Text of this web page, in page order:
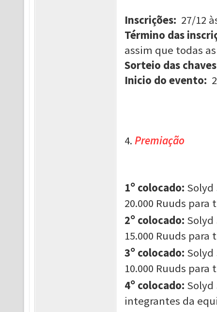
Inscrições: 27/12
Término das
assim que todas
Sorteio das
Inicio do evento:
4. Premiação
1°colocado: Solyd
20.000 Ruuds
2°colocado: Solyd
15.000 Ruuds
3°colocado: Solyd
10.000 Ruuds
4°colocado: Solyd
integrantes da